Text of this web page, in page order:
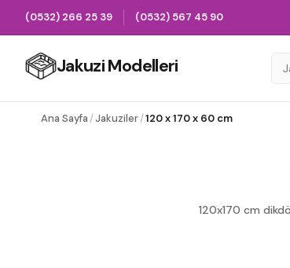
(0532) 266 25 39 (0532) 567 45 90
Jakuzi Modelleri
Ana Sayfa /Jakuziler/120 x 170 x 60 cm
120x170 cm